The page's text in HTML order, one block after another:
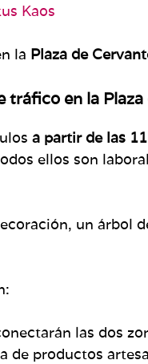
Kaos
la Plaza de
tráfico en la
a partir de las
ellos son
un árbol
las dos
de productos